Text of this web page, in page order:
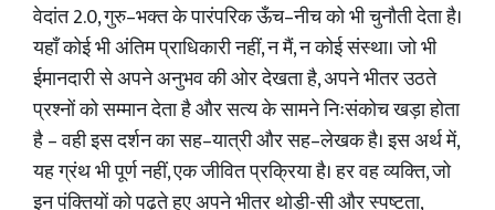
वेदांत 2.0, गुरु–भक्त के पारंपरिक ऊँच–नीच को भी चुनौती देता है।
यहाँ कोई भी अंतिम प्राधिकारी नहीं, न मैं, न कोई संस्था। जो भी
ईमानदारी से अपने अनुभव की ओर देखता है, अपने भीतर उठते
प्रश्नों को सम्मान देता है और सत्य के सामने निःसंकोच खड़ा होता
है – वही इस दर्शन का सह–यात्री और सह–लेखक है। इस अर्थ में,
यह ग्रंथ भी पूर्ण नहीं, एक जीवित प्रक्रिया है। हर वह व्यक्ति, जो
इन पंक्तियों को पढ़ते हुए अपने भीतर थोड़ी-सी और स्पष्टता,